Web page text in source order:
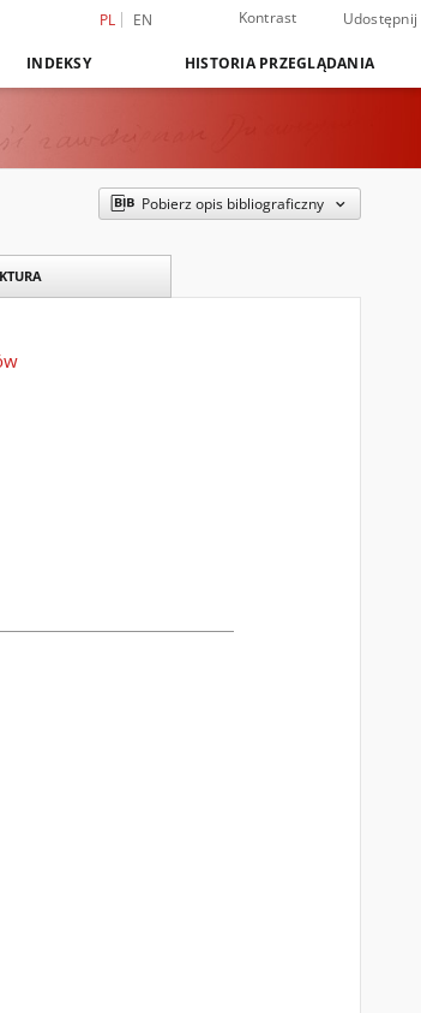
PL EN Kontrast Udostępnij
INDEKSY HISTORIA PRZEGLĄDANIA
Pobierz opis bibliograficzny